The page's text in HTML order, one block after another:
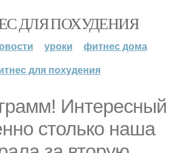
ДЛЯ ПОХУДЕНИЯ
уроки
фитнес дома
для похудения
Интересный
столько наша